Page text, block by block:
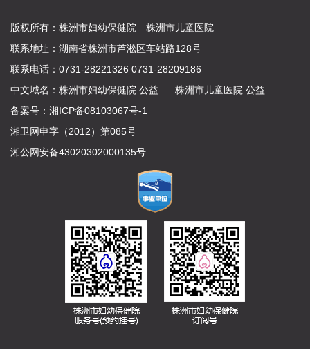
版权所有：株洲市妇幼保健院 株洲市儿童医院
联系地址：湖南省株洲市芦淞区车站路128号
联系电话：0731-28221326 0731-28209186
中文域名： 株洲市妇幼保健院.公益
株洲市儿童医院.公益
备案号： 湘ICP备08103067号-1
湘卫网申字（2012）第085号
湘公网安备43020302000135号